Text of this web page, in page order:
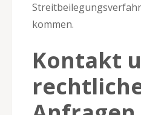
kommen.
Kontakt